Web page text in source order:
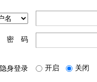
密 码
隐身登录 开启 关闭